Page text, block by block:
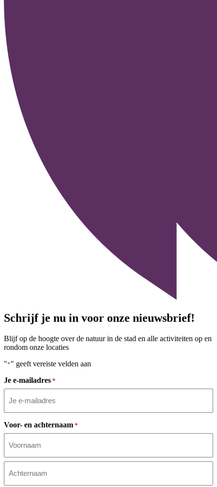
Schrijf je nu in voor onze nieuwsbrief!
Blijf op de hoogte over de natuur in de stad en alle activiteiten op en
rondom onze locaties
"*" geeft vereiste velden aan
Je e-mailadres *
Voor- en achternaam *
Voornaam